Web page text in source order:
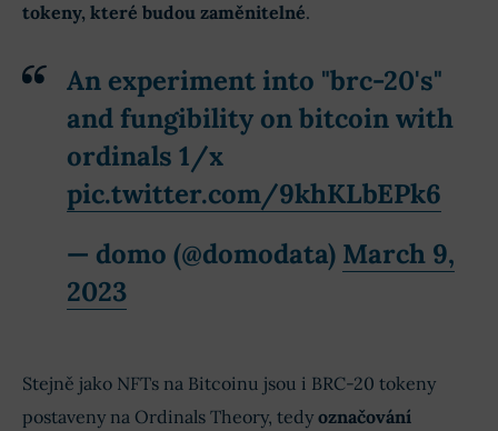
tokeny, které budou zaměnitelné.
An experiment into "brc-20's"
and fungibility on bitcoin with
ordinals 1/x
pic.twitter.com/9khKLbEPk6
— domo (@domodata) March 9,
2023
Stejně jako NFTs na Bitcoinu jsou i BRC-20 tokeny
postaveny na Ordinals Theory, tedy označování